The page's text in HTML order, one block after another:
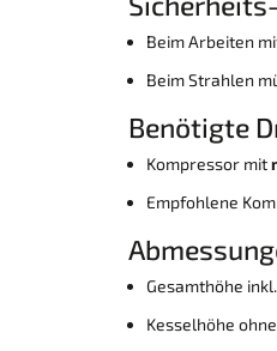
Beim Arbeiten
Beim Strahlen
Benötigte
Kompressor mit
Empfohlene
Gesamthöhe
Kesselhöhe